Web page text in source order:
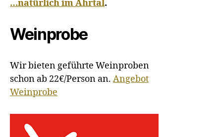
…natürlich im Ahrtal.
Weinprobe
Wir bieten geführte Weinproben
schon ab 22€/Person an. Angebot
Weinprobe